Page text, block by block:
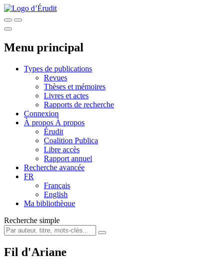
Menu principal
Types de publications
Revues
Thèses et mémoires
Livres et actes
Rapports de recherche
Connexion
À propos À propos
Érudit
Coalition Publica
Libre accès
Rapport annuel
Recherche avancée
FR
Français
English
Ma bibliothèque
Recherche simple
Fil d'Ariane